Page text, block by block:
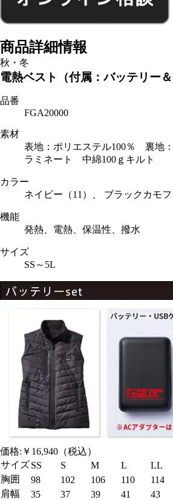
商品詳細情報
秋・冬
電熱ベスト（付属：バッテリー＆
品番
FGA20000
素材
表地：ポリエステル100％ 裏地
ラミネート 中綿100ｇキルト
カラー
ネイビー（11）、 ブラックカモフ
機能
発熱、電熱、保温性、撥水
サイズ
SS～5L
価格: ￥16,940 （税込）
サイズSS S M L LL
胸囲
98 102 106 110 114
肩幅
35 37 39 41 43